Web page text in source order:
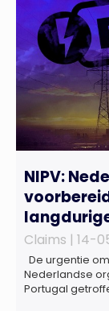
NIPV:
Claims | 14-
De urgentie
Nederlandse
Portugal